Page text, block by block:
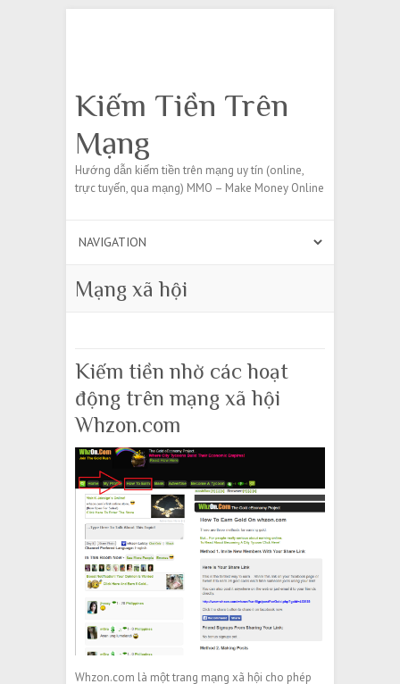
Kiếm Tiền Trên
Mạng
Hướng dẫn kiếm tiền trên mạng uy tín (online,
trực tuyến, qua mạng) MMO – Make Money Online
Mạng xã hội
Kiếm tiền nhờ các hoạt
động trên mạng xã hội
Whzon.com
Whzon.com là một trang mạng xã hội cho phép